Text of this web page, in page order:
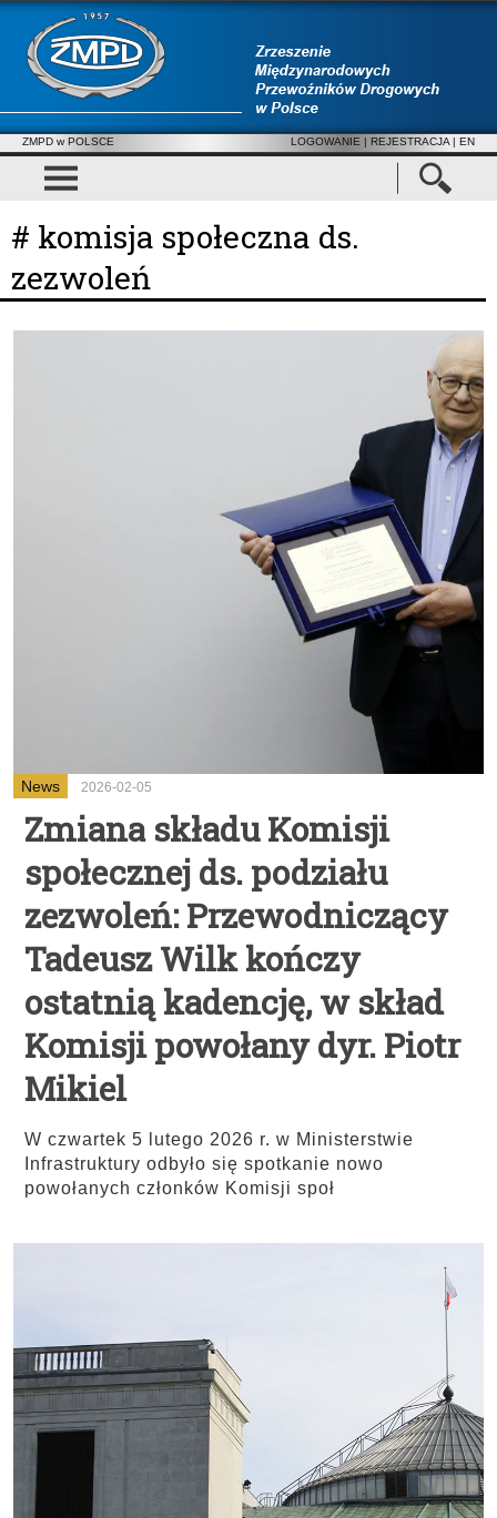
ZMPD w POLSCE LOGOWANIE | REJESTRACJA | EN
# komisja społeczna ds.
zezwoleń
News 2026-02-05
Zmiana składu Komisji
społecznej ds. podziału
zezwoleń: Przewodniczący
Tadeusz Wilk kończy
ostatnią kadencję, w skład
Komisji powołany dyr. Piotr
Mikiel
W czwartek 5 lutego 2026 r. w Ministerstwie
Infrastruktury odbyło się spotkanie nowo
powołanych członków Komisji społ